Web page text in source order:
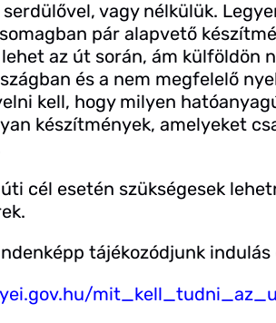
serdülővel, vagy nélkülük.
pár alapvető
az út során, ám külföldön
és a nem megfelelő
kell, hogy milyen
készítmények, amelyeket
cél esetén szükségesek
tájékozódjunk